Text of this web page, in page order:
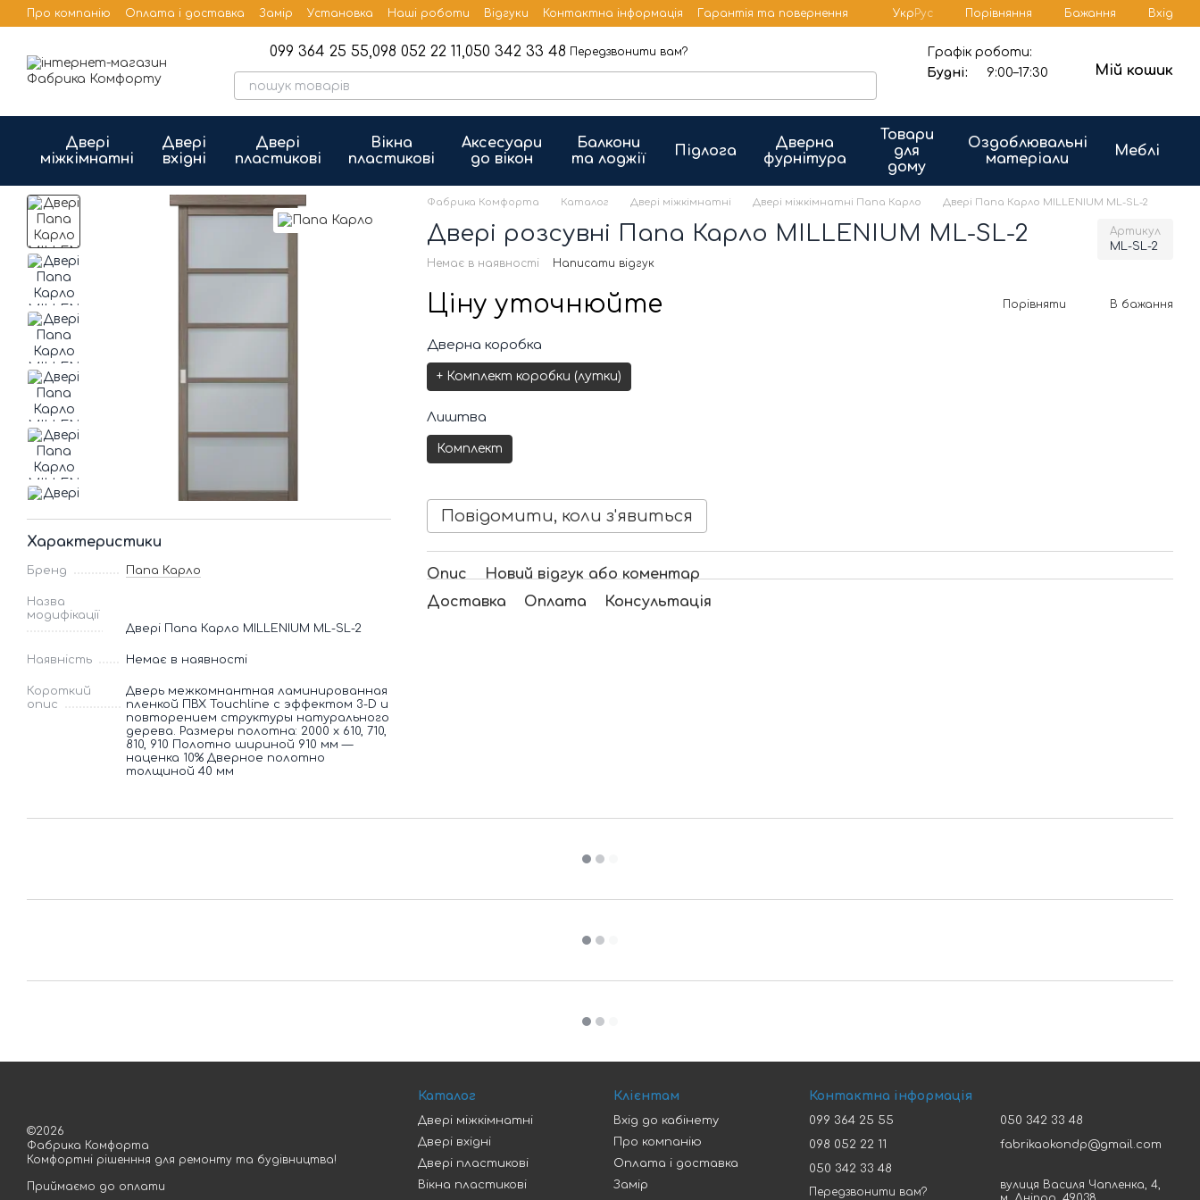
Перейти до основного контенту
Про компанію Оплата і доставка Замір Установка Наші роботи Відгуки Контактна інформація
Гарантія та повернення
Бренди
Публічна оферта
Укр Рус Порівняння Бажання Вхід
099 364 25 55,098 052 22 11,050 342 33 48 Передзвонити вам?
Графік роботи:
Будні:
9:00–17:30 Мій кошик
Двері
міжкімнатні
Двері
вхідні
Двері
пластикові
Вікна
пластикові
Аксесуари
до вікон
Балкони
та лоджії
Підлога
Дверна
фурнітура
Товари
для
дому
Оздоблювальні
матеріали
Меблі
Характеристики
Бренд Папа Карло
Назва
модифікації
Двері Папа Карло MILLENIUM ML-SL-2
Наявність Немає в наявності
Короткий
опис
Дверь межкомнантная ламинированная
пленкой ПВХ Touchline с эффектом 3-D и
повторением структуры натурального
дерева. Размеры полотна: 2000 х 610, 710,
810, 910 Полотно шириной 910 мм —
наценка 10% Дверное полотно
толщиной 40 мм
Фабрика Комфорта Каталог Двері міжкімнатні Двері міжкімнатні Папа Карло Двері Папа Карло MILLENIUM ML-SL-2
Двері розсувні Папа Карло MILLENIUM ML-SL-2
Артикул
ML-SL-2
Немає в наявності
Написати відгук
Ціну уточнюйте Порівняти В бажання
Дверна коробка
+ Комплект коробки (лутки)
Лиштва
Комплект
Повідомити, коли з'явиться
Опис
Новий відгук або коментар
Доставка
Оплата Консультація
©2026
Фабрика Комфорта
Комфортні рішенння для ремонту та будівництва!
Приймаємо до оплати
Каталог
Двері міжкімнатні
Двері вхідні
Двері пластикові
Вікна пластикові
Клієнтам
Вхід до кабінету
Про компанію
Оплата і доставка
Замір
Контактна інформація
099 364 25 55
098 052 22 11
050 342 33 48
Передзвонити вам?
050 342 33 48
fabrikaokondp@gmail.com
вулиця Василя Чапленка, 4,